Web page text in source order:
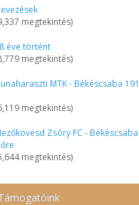
megtekintés)
éve történt
megtekintés)
MTK - Békéscsaba
megtekintés)
Zsóry FC -
megtekintés)